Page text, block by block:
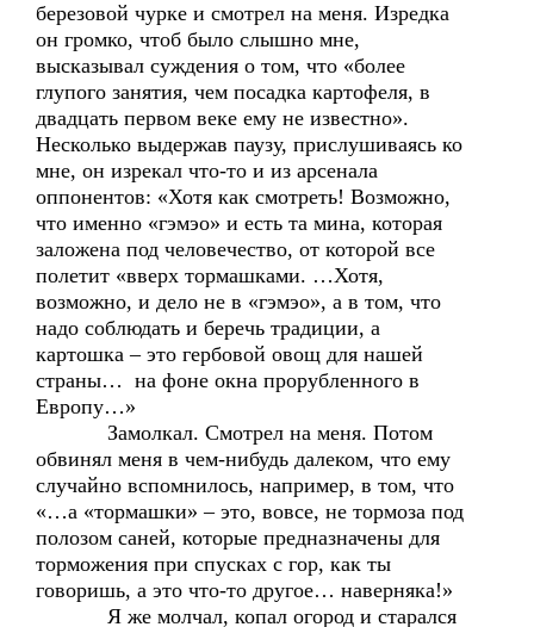
березовой чурке и смотрел на меня. Изредка
он громко, чтоб было слышно мне,
высказывал суждения о том, что «более
глупого занятия, чем посадка картофеля, в
двадцать первом веке ему не известно».
Несколько выдержав паузу, прислушиваясь ко
мне, он изрекал что-то и из арсенала
оппонентов: «Хотя как смотреть! Возможно,
что именно «гэмэо» и есть та мина, которая
заложена под человечество, от которой все
полетит «вверх тормашками. …Хотя,
возможно, и дело не в «гэмэо», а в том, что
надо соблюдать и беречь традиции, а
картошка – это гербовой овощ для нашей
страны… на фоне окна прорубленного в
Европу…»
Замолкал. Смотрел на меня. Потом
обвинял меня в чем-нибудь далеком, что ему
случайно вспомнилось, например, в том, что
«…а «тормашки» – это, вовсе, не тормоза под
полозом саней, которые предназначены для
торможения при спусках с гор, как ты
говоришь, а это что-то другое… наверняка!»
Я же молчал, копал огород и старался